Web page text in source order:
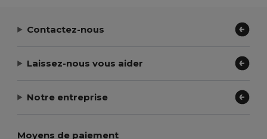
Contactez-nous
Laissez-nous vous aider
Notre entreprise
Moyens de paiement